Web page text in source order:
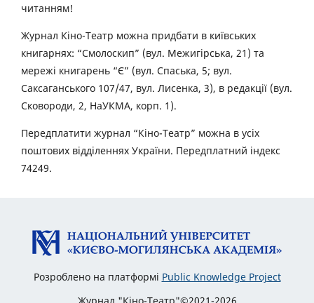
читанням!
Журнал Кіно-Театр можна придбати в київських
книгарнях: “Смолоскип” (вул. Межигірська, 21) та
мережі книгарень “Є” (вул. Спаська, 5; вул.
Саксаганського 107/47, вул. Лисенка, 3), в редакції (вул.
Сковороди, 2, НаУКМА, корп. 1).
Передплатити журнал “Кіно-Театр” можна в усіх
поштових відділеннях України. Передплатний індекс
74249.
Розроблено на платформі Public Knowledge Project